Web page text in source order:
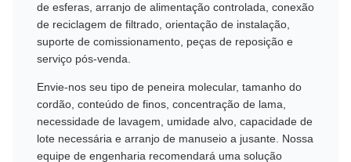
de esferas, arranjo de alimentação controlada, conexão
de reciclagem de filtrado, orientação de instalação,
suporte de comissionamento, peças de reposição e
serviço pós-venda.
Envie-nos seu tipo de peneira molecular, tamanho do
cordão, conteúdo de finos, concentração de lama,
necessidade de lavagem, umidade alvo, capacidade de
lote necessária e arranjo de manuseio a jusante. Nossa
equipe de engenharia recomendará uma solução